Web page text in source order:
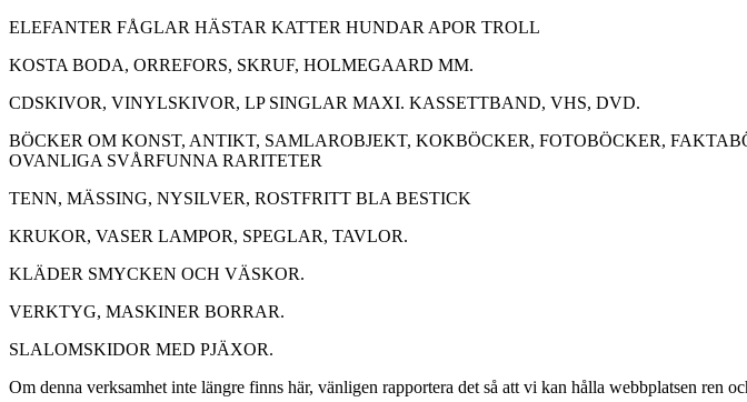
ELEFANTER FÅGLAR HÄSTAR KATTER HUNDAR APOR TROLL
KOSTA BODA, ORREFORS, SKRUF, HOLMEGAARD MM.
CDSKIVOR, VINYLSKIVOR, LP SINGLAR MAXI. KASSETTBAND, VHS, DVD.
BÖCKER OM KONST, ANTIKT, SAMLAROBJEKT, KOKBÖCKER, FOTOBÖCKER,
OVANLIGA SVÅRFUNNA RARITETER
TENN, MÄSSING, NYSILVER, ROSTFRITT BLA BESTICK
KRUKOR, VASER LAMPOR, SPEGLAR, TAVLOR.
KLÄDER SMYCKEN OCH VÄSKOR.
VERKTYG, MASKINER BORRAR.
SLALOMSKIDOR MED PJÄXOR.
Om denna verksamhet inte längre finns här, vänligen rapportera det så att vi kan hålla webbplatsen ren